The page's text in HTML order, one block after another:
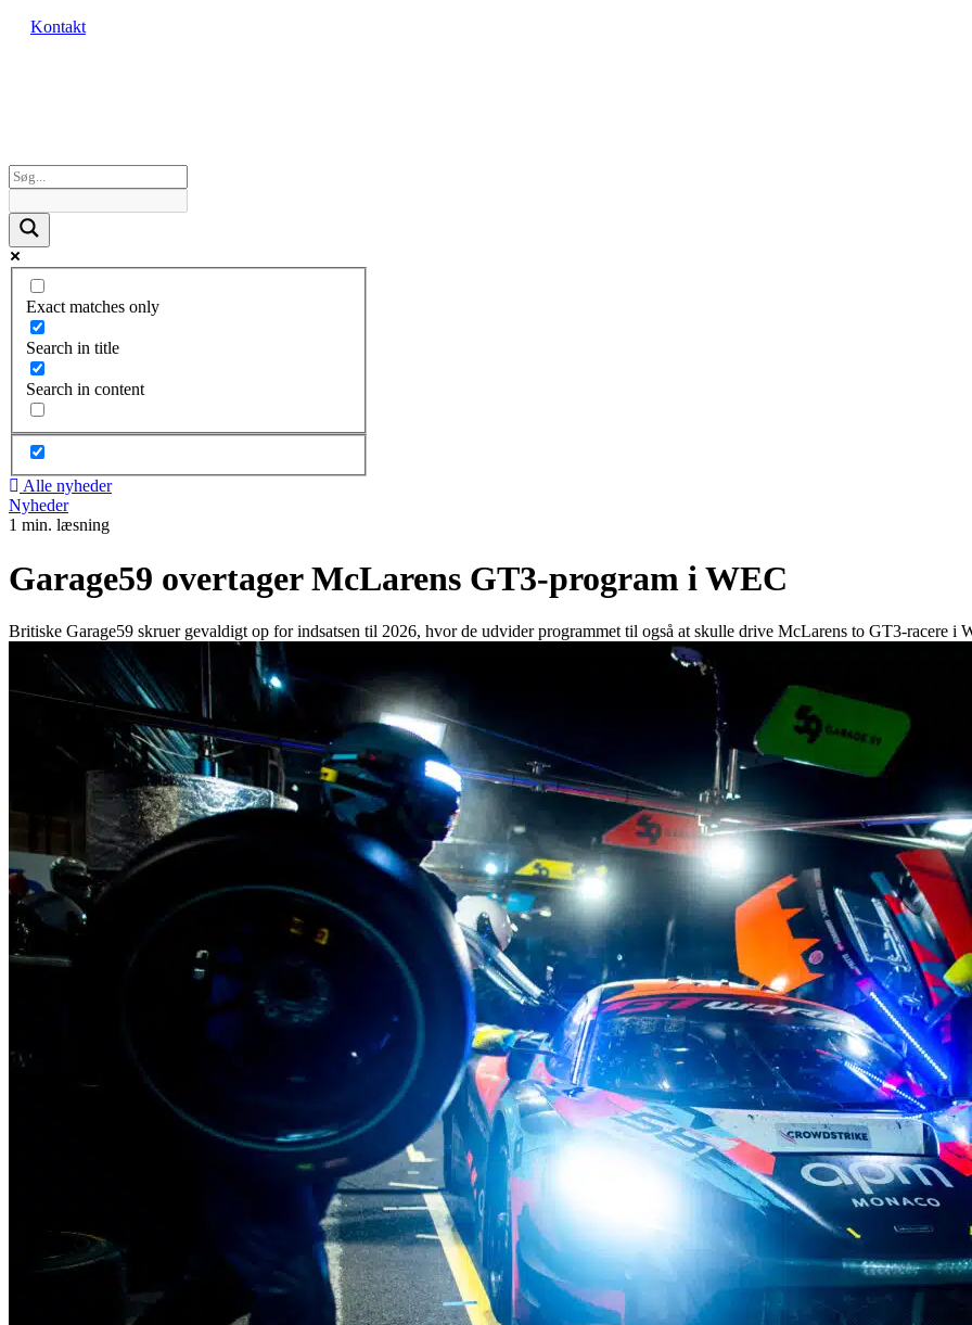
Kontakt
Exact matches only
Search in title
Search in content
Alle nyheder
Nyheder
1 min. læsning
Garage59 overtager McLarens GT3-program i WEC
Britiske Garage59 skruer gevaldigt op for indsatsen til 2026, hvor de udvider programmet til også at skulle drive McLarens to GT3-racere i